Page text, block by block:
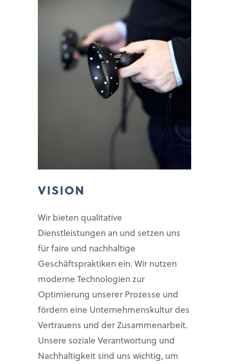
VISION
Wir bieten qualitative
Dienstleistungen an und setzen uns
für faire und nachhaltige
Geschäftspraktiken ein. Wir nutzen
moderne Technologien zur
Optimierung unserer Prozesse und
fördern eine Unternehmenskultur des
Vertrauens und der Zusammenarbeit.
Unsere soziale Verantwortung und
Nachhaltigkeit sind uns wichtig, um